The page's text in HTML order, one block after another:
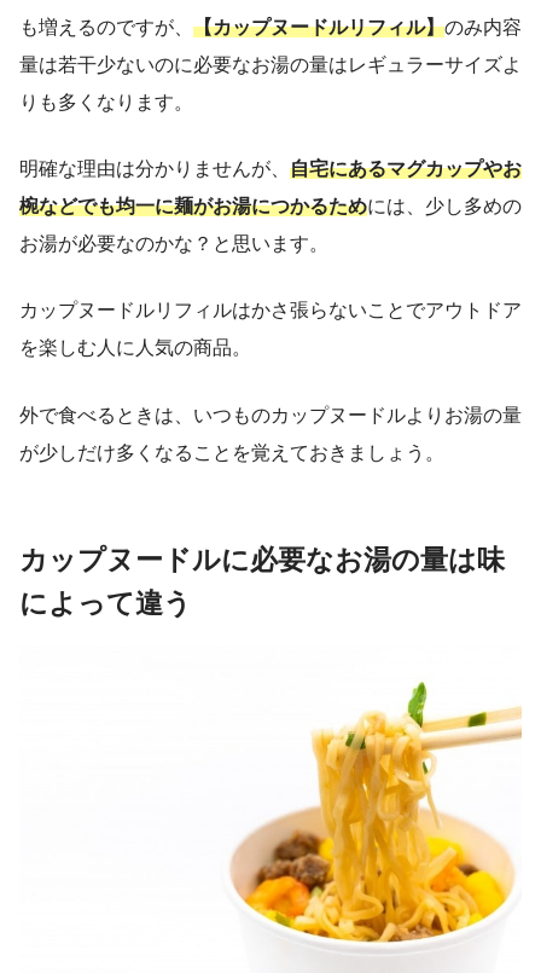
も増えるのですが、 【カップヌードルリフィル】のみ内容
量は若干少ないのに必要なお湯の量はレギュラーサイズよ
りも多くなります。
明確な理由は分かりませんが、 自宅にあるマグカップやお
椀などでも均一に麺がお湯につかるためには、少し多めの
お湯が必要なのかな？と思います。
カップヌードルリフィルはかさ張らないことでアウトドア
を楽しむ人に人気の商品。
外で食べるときは、いつものカップヌードルよりお湯の量
が少しだけ多くなることを覚えておきましょう。
カップヌードルに必要なお湯の量は味
によって違う